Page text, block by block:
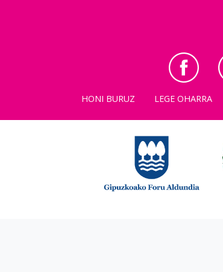
HONI BURUZ LEGE OHARRA